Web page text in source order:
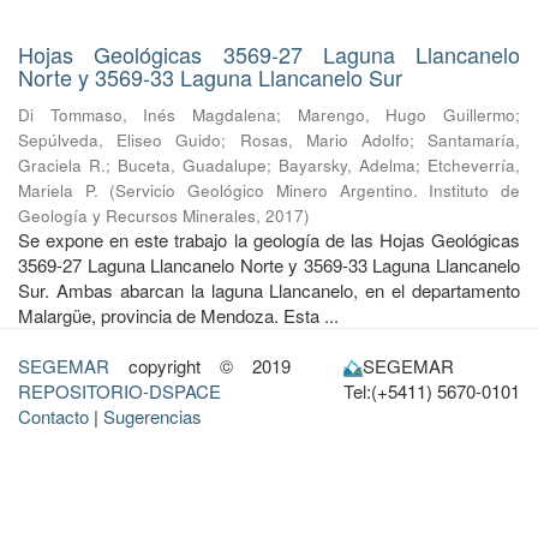
Hojas Geológicas 3569-27 Laguna Llancanelo
Norte y 3569-33 Laguna Llancanelo Sur
Di Tommaso, Inés Magdalena; Marengo, Hugo Guillermo;
Sepúlveda, Eliseo Guido; Rosas, Mario Adolfo;Santamaría,
Graciela R.; Buceta, Guadalupe; Bayarsky, Adelma; Etcheverría,
Mariela P. (Servicio Geológico Minero Argentino. Instituto de
Geología y Recursos Minerales, 2017)
Se expone en este trabajo la geología de las Hojas Geológicas
3569-27 Laguna Llancanelo Norte y 3569-33 Laguna Llancanelo
Sur. Ambas abarcan la laguna Llancanelo, en el departamento
Malargüe, provincia de Mendoza. Esta ...
SEGEMAR copyright © 2019
REPOSITORIO-DSPACE
Contacto | Sugerencias
SEGEMAR
Tel:(+5411) 5670-0101